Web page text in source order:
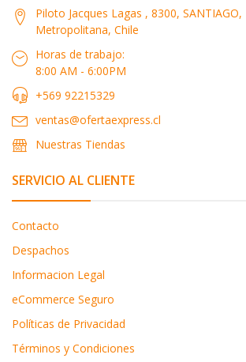
Piloto Jacques Lagas , 8300, SANTIAGO,
Metropolitana, Chile
Horas de trabajo:
8:00 AM - 6:00PM
+569 92215329
ventas@ofertaexpress.cl
Nuestras Tiendas
SERVICIO AL CLIENTE
Contacto
Despachos
Informacion Legal
eCommerce Seguro
Políticas de Privacidad
Términos y Condiciones